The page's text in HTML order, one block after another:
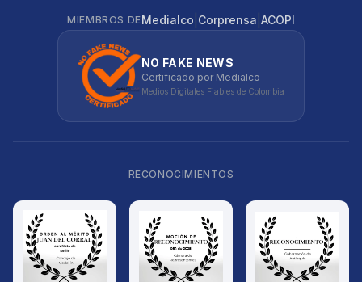
MIEMBROS DEMedialco Corprensa ACOPI
NO FAKE NEWS
Certificado por Medialco
Medios Digitales Fiables de Colombia
RECONOCIMIENTOS